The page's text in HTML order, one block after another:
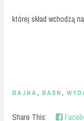
której skład wchodzą
BAJKA, BAŚŃ ,
Share This: